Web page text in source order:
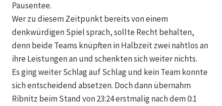
Pausentee.
Wer zu diesem Zeitpunkt bereits von einem
denkwürdigen Spiel sprach, sollte Recht behalten,
denn beide Teams knüpften in Halbzeit zwei nahtlos an
ihre Leistungen an und schenkten sich weiter nichts.
Es ging weiter Schlag auf Schlag und kein Team konnte
sich entscheidend absetzen. Doch dann übernahm
Ribnitz beim Stand von 23:24 erstmalig nach dem 0:1